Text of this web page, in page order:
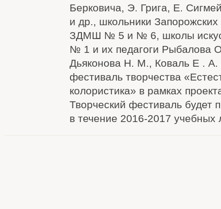
Берковича, Э. Грига, Е.
и др., школьники
ЗДМШ № 5 и № 6, школы
№ 1 и их педагоги Рыбалова
Дьяконова Н. М., Коваль Е . А.
фестиваль творчества
колористика» в рамках
Творческий фестиваль будет
в течение 2016-2017 учебных